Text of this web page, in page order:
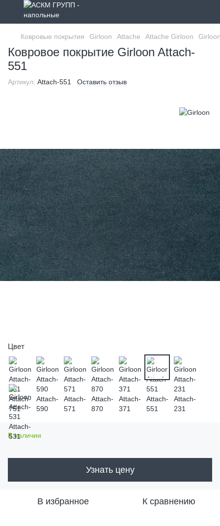
Ковровые покрытия Girloon Attache Attache Girloon
Ковровое покрытие Girloon Attach-
551
Артикул: Attach-551 Оставить отзыв
Цвет
В наличии
Узнать цену
В избранное К сравнению